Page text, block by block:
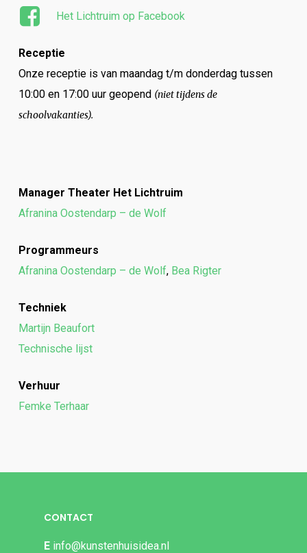
Het Lichtruim op Facebook
Receptie
Onze receptie is van maandag t/m donderdag tussen
10:00 en 17:00 uur geopend (niet tijdens de
schoolvakanties).
Manager Theater Het Lichtruim
Afranina Oostendarp – de Wolf
Programmeurs
Afranina Oostendarp – de Wolf, Bea Rigter
Techniek
Martijn Beaufort
Technische lijst
Verhuur
Femke Terhaar
CONTACT
E info@kunstenhuisidea.nl